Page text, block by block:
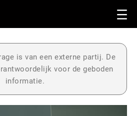
is van een externe partij. De
voor de geboden
informatie.